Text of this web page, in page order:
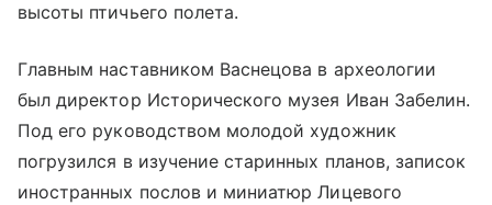
высоты птичьего полета.
Главным наставником Васнецова в археологии
был директор Исторического музея Иван Забелин.
Под его руководством молодой художник
погрузился в изучение старинных планов, записок
иностранных послов и миниатюр Лицевого